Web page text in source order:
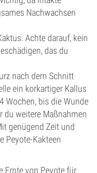
Nachwachsen
Achte darauf, kein
das du
nach dem Schnitt
ein korkartiger Kallus
Wochen, bis die Wunde
weitere Maßnahmen
genügend Zeit und
Peyote-Kakteen
Ernte von Peyote für